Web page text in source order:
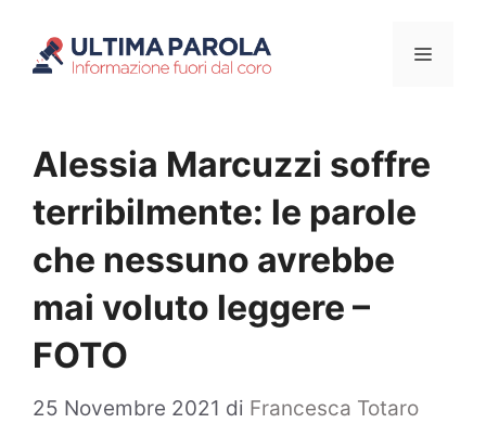
Menu
Alessia Marcuzzi soffre
terribilmente: le parole
che nessuno avrebbe
mai voluto leggere –
FOTO
25 Novembre 2021 di Francesca Totaro